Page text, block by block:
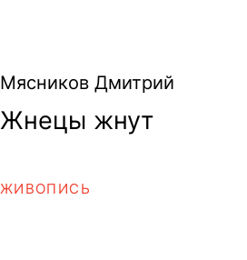
Мясников Дмитрий
Жнецы жнут
ЖИВОПИСЬ